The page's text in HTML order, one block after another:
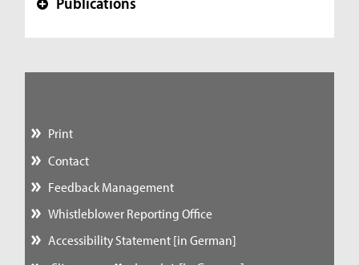
+
Print
Contact
Feedback Management
Whistleblower Reporting Office
Accessibility Statement [in German]